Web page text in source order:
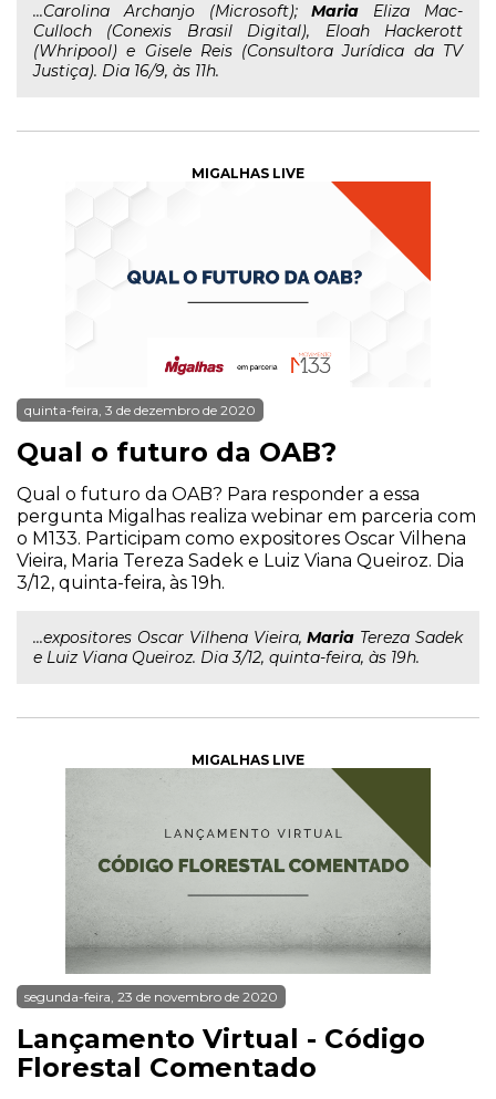
...Carolina Archanjo (Microsoft);Maria Eliza Mac-
Culloch (Conexis Brasil Digital), Eloah Hackerott
(Whripool) e Gisele Reis (Consultora Jurídica da TV
Justiça). Dia 16/9, às 11h.
MIGALHAS LIVE
quinta-feira, 3 de dezembro de 2020
Qual o futuro da OAB?
Qual o futuro da OAB? Para responder a essa
pergunta Migalhas realiza webinar em parceria com
o M133. Participam como expositores Oscar Vilhena
Vieira, Maria Tereza Sadek e Luiz Viana Queiroz. Dia
3/12, quinta-feira, às 19h.
...expositores Oscar Vilhena Vieira,Maria Tereza Sadek
e Luiz Viana Queiroz. Dia 3/12, quinta-feira, às 19h.
MIGALHAS LIVE
segunda-feira, 23 de novembro de 2020
Lançamento Virtual - Código
Florestal Comentado